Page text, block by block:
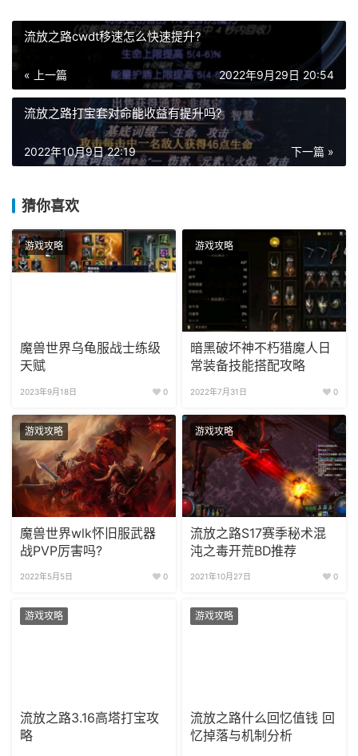
流放之路cwdt移速怎么快速提升?
« 上一篇 2022年9月29日 20:54
流放之路打宝套对命能收益有提升吗?
下一篇 »
2022年10月9日 22:19
猜你喜欢
游戏攻略
魔兽世界乌龟服战士练级
天赋
2023年9月18日 0
游戏攻略
暗黑破坏神不朽猎魔人日
常装备技能搭配攻略
2022年7月31日 0
游戏攻略
魔兽世界wlk怀旧服武器
战PVP厉害吗?
2022年5月5日 0
游戏攻略
流放之路S17赛季秘术混
沌之毒开荒BD推荐
2021年10月27日 0
游戏攻略
流放之路3.16高塔打宝攻
略
游戏攻略
流放之路什么回忆值钱 回
忆掉落与机制分析